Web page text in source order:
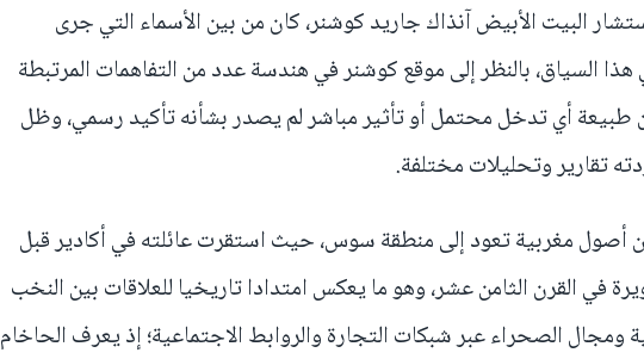
البيت الأبيض آنذاك جاريد كوشنر، كان من بين الأسماء التي جرى
السياق، بالنظر إلى موقع كوشنر في هندسة عدد من التفاهمات المرتبطة
طبيعة أي تدخل محتمل أو تأثير مباشر لم يصدر بشأنه تأكيد رسمي، وظل
تقارير وتحليلات مختلفة.
أصول مغربية تعود إلى منطقة سوس، حيث استقرت عائلته في أكادير قبل
في القرن الثامن عشر، وهو ما يعكس امتدادا تاريخيا للعلاقات بين النخب
ومجال الصحراء عبر شبكات التجارة والروابط الاجتماعية؛ إذ يعرف الحاخام